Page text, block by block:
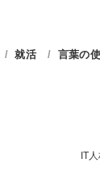
就活 言葉の
IT